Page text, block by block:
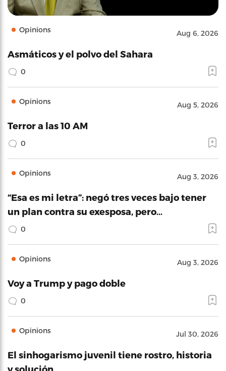
Opinions Aug 6, 2026
Asmáticos y el polvo del Sahara
0
Opinions Aug 5, 2026
Terror a las 10 AM
0
Opinions Aug 3, 2026
“Esa es mi letra”: negó tres veces bajo tener
un plan contra su exesposa, pero…
0
Opinions Aug 3, 2026
Voy a Trump y pago doble
0
Opinions Jul 30, 2026
El sinhogarismo juvenil tiene rostro, historia
y solución